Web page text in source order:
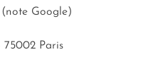
(note Google)
Paris